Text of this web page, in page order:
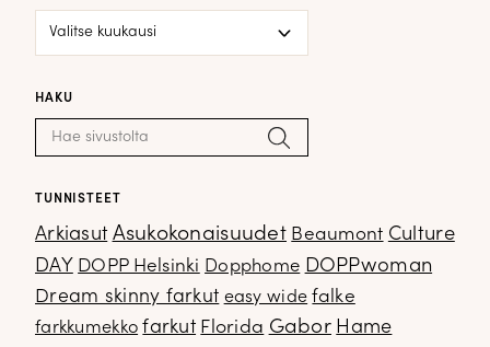
HAKU
Haku: Hae
TUNNISTEET
Arkiasut Asukokonaisuudet Beaumont Culture
DAY DOPP Helsinki Dopphome DOPPwoman
Dream skinny farkut easy wide falke
farkkumekko farkut Florida Gabor Hame